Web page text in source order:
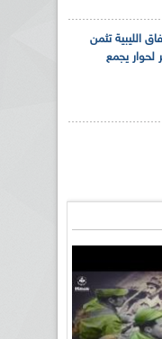
الليبية تثمن
لحوار يجمع